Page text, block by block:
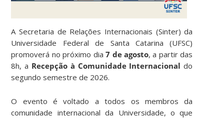
A Secretaria de Relações Internacionais (Sinter) da
Universidade Federal de Santa Catarina (UFSC)
promoverá no próximo dia7 de agosto, a partir das
8h, a Recepção à Comunidade Internacional do
segundo semestre de 2026.
O evento é voltado a todos os membros da
comunidade internacional da Universidade, o que